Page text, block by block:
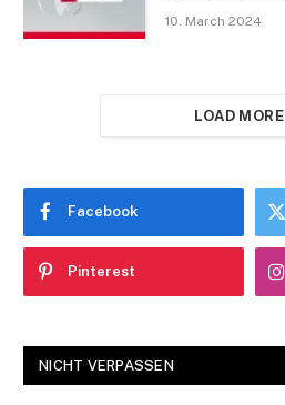
10. March 2024
LOAD MORE
Facebook
Pinterest
NICHT VERPASSEN